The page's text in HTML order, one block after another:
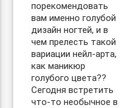
порекомендовать
вам именно голубой
дизайн ногтей, и в
чем прелесть такой
вариации нейл-арта,
как маникюр
голубого цвета??
Сегодня встретить
что-то необычное в